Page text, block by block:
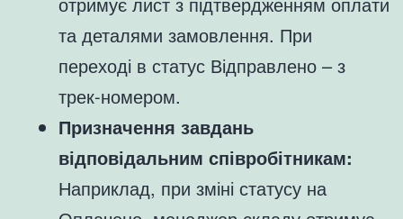
та деталями замовлення. При
переході в статус Відправлено – з
трек-номером.
Призначення завдань
відповідальним співробітникам:
Наприклад, при зміні статусу на